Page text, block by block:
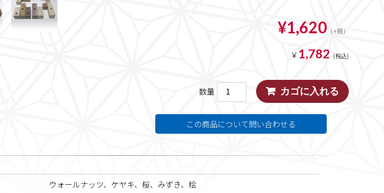
¥1,620
￥1,782 (税込)
数量
この商品について問い合わせる
ウォールナッツ、ケヤキ、桜、みずき、桧